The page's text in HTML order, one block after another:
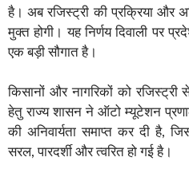
है। अब रजिस्ट्री की प्रक्रिया और
मुक्त होगी। यह निर्णय दिवाली पर
एक बड़ी सौगात है।
किसानों और नागरिकों को
हेतु राज्य शासन ने ऑटो म्यूटेशन
की अनिवार्यता समाप्त कर दी है,
सरल, पारदर्शी और त्वरित हो गई है।